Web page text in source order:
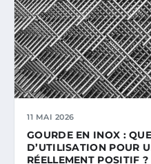
11 MAI 2026
GOURDE EN INOX :
D’UTILISATION POUR
RÉELLEMENT POSITIF ?